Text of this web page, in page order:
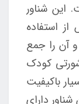
این شناور
استفاده
آن را جمع
کودک
بسیار باکیفیت
دارای